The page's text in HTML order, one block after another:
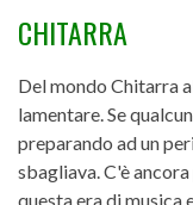
CHITARRA
Del mondo Chitarra
lamentare. Se
preparando ad un
sbagliava. C'è
questa era di musica